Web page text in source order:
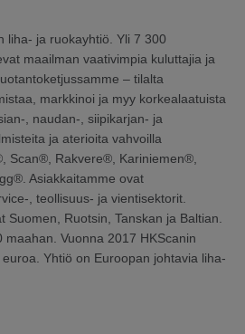
liha- ja ruokayhtiö. Yli 7 300
maailman vaativimpia kuluttajia ja
– tilalta
markkinoi ja myy korkealaatuista
, naudan-, siipikarjan- ja
ja aterioita vahvoilla
Scan®, Rakvere®, Kariniemen®,
Asiakkaitamme ovat
, teollisuus- ja vientisektorit.
Suomen, Ruotsin, Tanskan ja Baltian.
Vuonna 2017 HKScanin
Yhtiö on Euroopan johtavia liha-